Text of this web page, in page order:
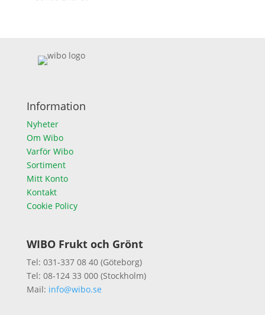
Information
Nyheter
Om Wibo
Varför Wibo
Sortiment
Mitt Konto
Kontakt
Cookie Policy
WIBO Frukt och Grönt
Tel: 031-337 08 40 (Göteborg)
Tel: 08-124 33 000 (Stockholm)
Mail: info@wibo.se